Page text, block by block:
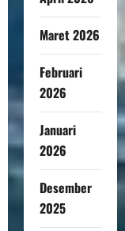
Maret 2026
Februari
2026
Januari
2026
Desember
2025